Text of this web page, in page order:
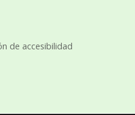
de accesibilidad